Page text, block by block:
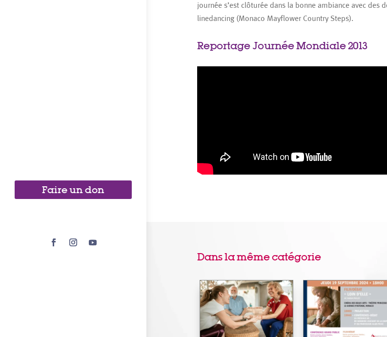
Faire un don
journée s’est clôturée dans la bonne ambiance avec
linedancing (Monaco Mayflower Country Steps).
Reportage Journée Mondiale 2013
Dans la même catégorie